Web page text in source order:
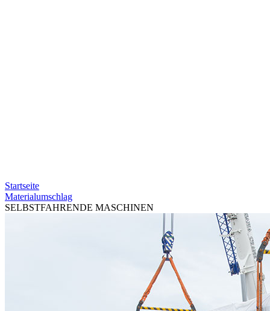
Startseite
Materialumschlag
SELBSTFAHRENDE MASCHINEN